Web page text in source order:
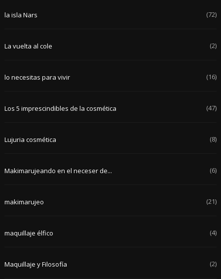
la isla Nars (72)
La vuelta al cole (2)
lo necesitas para vivir (16)
Los 5 imprescindibles de la cosmética (47)
Lujuria cosmética (8)
Makimarujeando en el neceser de... (6)
makimarujeo (21)
maquillaje élfico (4)
Maquillaje y Filosofía (2)